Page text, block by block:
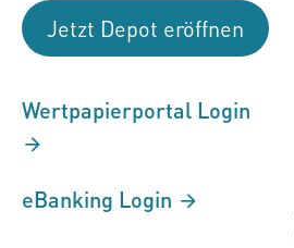
Jetzt Depot eröffnen
Wertpapierportal Login
eBanking Login